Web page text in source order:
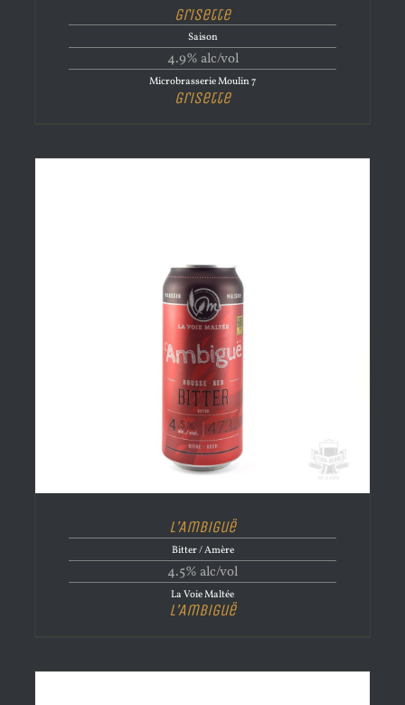
Grisette
Saison
4.9% alc/vol
Microbrasserie Moulin 7
Grisette
L’Ambiguë
Bitter / Amère
4.5% alc/vol
La Voie Maltée
L’Ambiguë